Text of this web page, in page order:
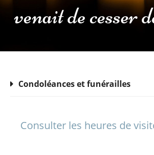
venait de cesser
Condoléances et funérailles
Consulter les heures de